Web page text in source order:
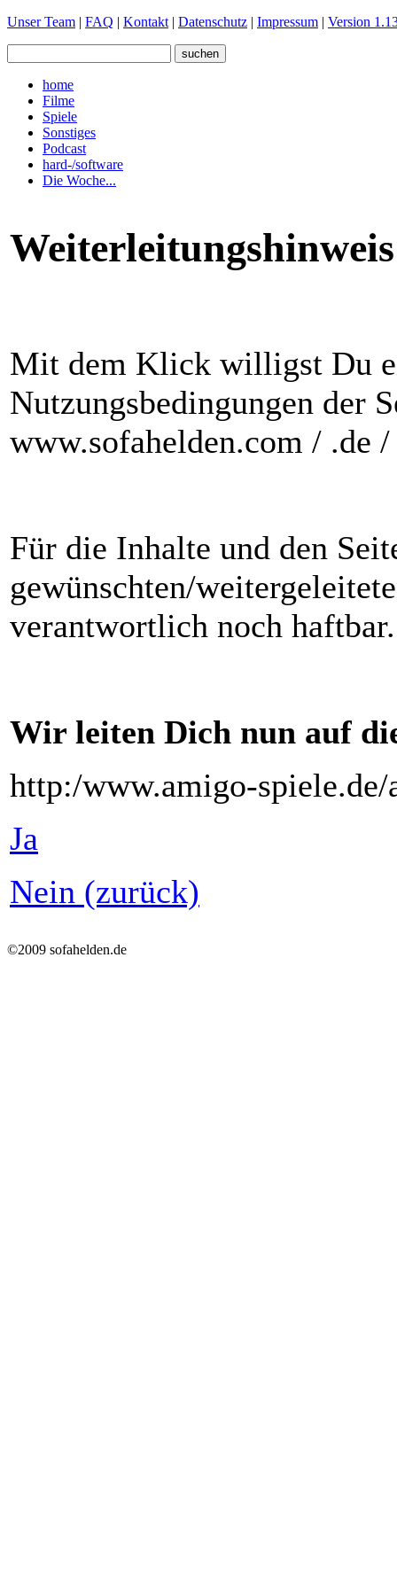
Unser Team | FAQ | Kontakt | Datenschutz | Impressum | Version
home
Filme
Spiele
Sonstiges
Podcast
hard-/software
Die Woche...
Weiterleitungshinweis
Mit dem Klick willigst Du
Nutzungsbedingungen der
www.sofahelden.com / .de
Für die Inhalte und den
gewünschten/
verantwortlich noch haftbar.
Wir leiten Dich nun auf
http:/www.amigo-
Ja
Nein (zurück)
©2009 sofahelden.de